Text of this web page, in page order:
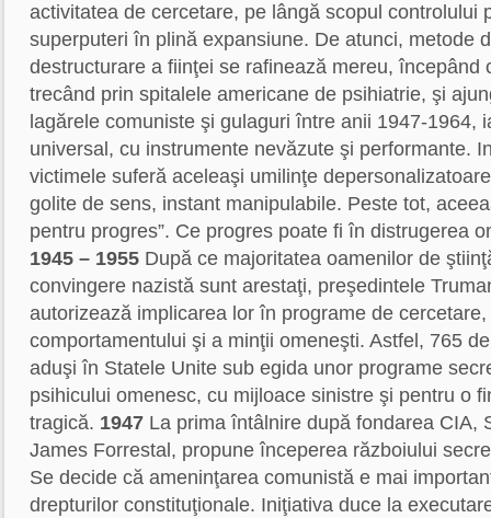
activitatea de cercetare, pe lângă scopul controlului
superputeri în plină expansiune. De atunci, metode
destructurare a fiinţei se rafinează mereu, începând
trecând prin spitalele americane de psihiatrie, şi
lagărele comuniste şi gulaguri între anii 1947-1964,
universal, cu instrumente nevăzute şi performante.
victimele suferă aceleaşi umilinţe
golite de sens, instant manipulabile. Peste tot,
pentru progres”. Ce progres poate fi în distrugerea
1945 – 1955 După ce majoritatea oamenilor de
convingere nazistă sunt arestaţi, preşedintele
autorizează implicarea lor în programe de
comportamentului şi a minţii omeneşti. Astfel, 765
aduşi în Statele Unite sub egida unor programe
psihicului omenesc, cu mijloace sinistre şi pentru o
tragică. 1947 La prima întâlnire după fondarea CIA,
James Forrestal, propune începerea războiului
Se decide că ameninţarea comunistă e mai
drepturilor constituţionale. Iniţiativa duce la